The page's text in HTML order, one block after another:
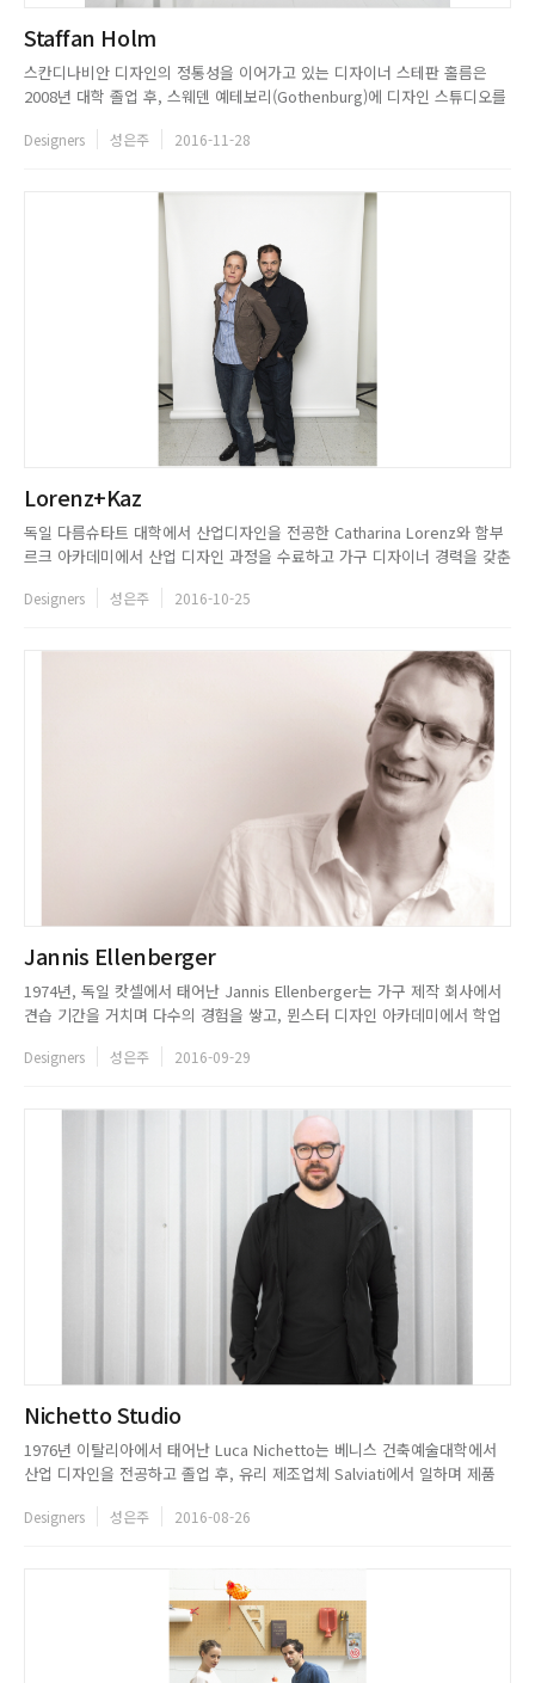
Staffan Holm
스칸디나비안 디자인의 정통성을 이어가고 있는 디자이너 스테판 홀름은
2008년 대학 졸업 후, 스웨덴 예테보리(Gothenburg)에 디자인 스튜디오를
탄한 베이스에 감각을 더한 디자인으로 다양한 분야에서 활약하고 있는 그는
Designers 성은주 2016-11-28
Lorenz+Kaz
독일 다름슈타트 대학에서 산업디자인을 전공한 Catharina Lorenz와 함부
르크 아카데미에서 산업 디자인 과정을 수료하고 가구 디자이너 경력을 갖춘
디자인 스튜디오를 설립했다. 특유의 센스와 눈썰미로 가구, 산업, 전시, 인
Designers 성은주 2016-10-25
Jannis Ellenberger
1974년, 독일 캇셀에서 태어난 Jannis Ellenberger는 가구 제작 회사에서
견습 기간을 거치며 다수의 경험을 쌓고, 뮌스터 디자인 아카데미에서 학업
부한 경험과 지식을 바탕으로 독일 브레멘에 제품과 인테리어 디자인을 전문
Designers 성은주 2016-09-29
Nichetto Studio
1976년 이탈리아에서 태어난 Luca Nichetto는 베니스 건축예술대학에서
산업 디자인을 전공하고 졸업 후, 유리 제조업체 Salviati에서 일하며 제품
자인과 제품디자인, 디자인 자문을 해주는 종합 스튜디오 Nichetto Studio
Designers 성은주 2016-08-26